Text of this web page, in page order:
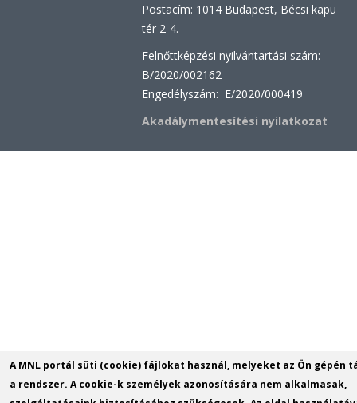
e-
Postacím: 1014 Budapest, Bécsi kapu
tér 2-4.
Felnőttképzési nyilvántartási szám:
B/2020/002162
Engedélyszám: E/2020/000419
Akadálymentesítési nyilatkozat
A MNL portál süti (cookie) fájlokat használ, melyeket az Ön gépén
a rendszer. A cookie-k személyek azonosítására nem alkalmasak,